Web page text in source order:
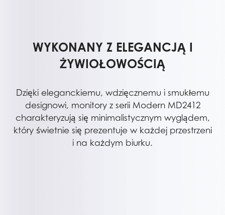
WYKONANY Z ELEGANCJĄ I
ŻYWIOŁOWOŚCIĄ
Dzięki eleganckiemu, wdzięcznemu i smukłemu
designowi, monitory z serii Modern MD2412
charakteryzują się minimalistycznym wyglądem,
który świetnie się prezentuje w każdej przestrzeni
i na każdym biurku.